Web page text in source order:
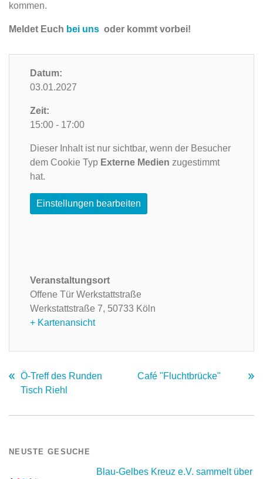
kommen.
Meldet Euch bei uns oder kommt vorbei!
Datum:
03.01.2027
Zeit:
15:00 - 17:00
Dieser Inhalt ist nur sichtbar, wenn der Besucher
dem Cookie Typ Externe Medien zugestimmt
hat.
Einstellungen bearbeiten
Veranstaltungsort
Offene Tür Werkstattstraße
Werkstattstraße 7, 50733 Köln
+ Kartenansicht
Ö-Treff des Runden
Tisch Riehl
Café "Fluchtbrücke"
NEUSTE GESUCHE
Blau-Gelbes Kreuz e.V. sammelt über